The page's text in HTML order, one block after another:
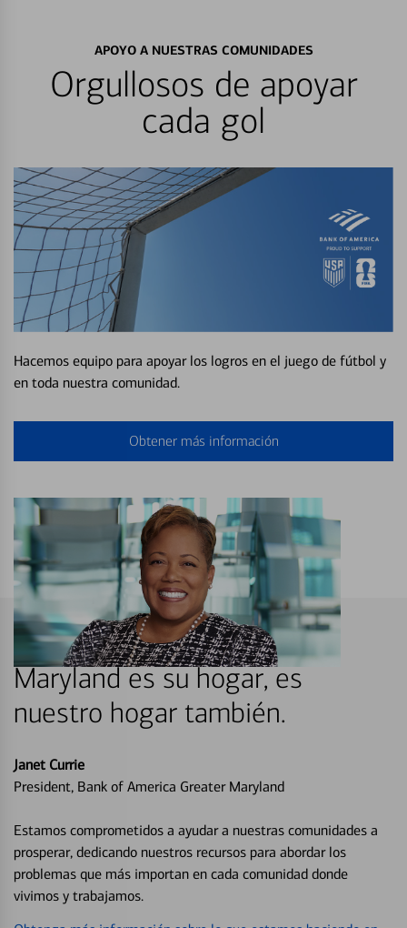
APOYO A NUESTRAS COMUNIDADES
Orgullosos de apoyar
cada gol
Hacemos equipo para apoyar los logros en el juego de fútbol y
en toda nuestra comunidad.
Obtener más información
Maryland es su hogar, es
nuestro hogar también.
Janet Currie
President, Bank of America Greater Maryland
Estamos comprometidos a ayudar a nuestras comunidades a
prosperar, dedicando nuestros recursos para abordar los
problemas que más importan en cada comunidad donde
vivimos y trabajamos.